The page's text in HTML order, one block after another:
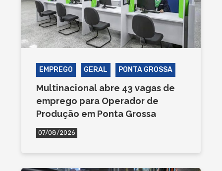
EMPREGO GERAL PONTA GROSSA
Multinacional abre 43 vagas de
emprego para Operador de
Produção em Ponta Grossa
07/08/2026